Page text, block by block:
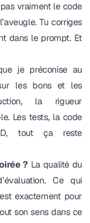
vraiment le code
Tu corriges
dans le prompt. Et
je préconise au
les bons et les
la rigueur
Les tests, la code
tout ça reste
? La qualité du
Ce qui
exactement pour
son sens dans ce